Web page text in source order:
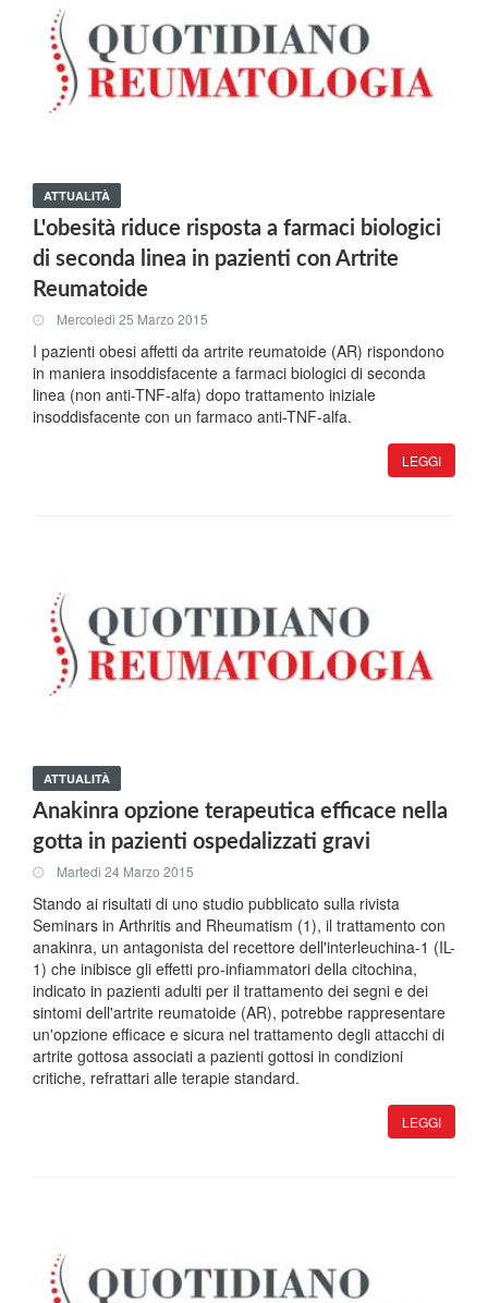
ATTUALITÀ
L'obesità riduce risposta a farmaci biologici
di seconda linea in pazienti con Artrite
Reumatoide
Mercoledi 25 Marzo 2015
I pazienti obesi affetti da artrite reumatoide (AR) rispondono
in maniera insoddisfacente a farmaci biologici di seconda
linea (non anti-TNF-alfa) dopo trattamento iniziale
insoddisfacente con un farmaco anti-TNF-alfa.
LEGGI
ATTUALITÀ
Anakinra opzione terapeutica efficace nella
gotta in pazienti ospedalizzati gravi
Martedi 24 Marzo 2015
Stando ai risultati di uno studio pubblicato sulla rivista
Seminars in Arthritis and Rheumatism (1), il trattamento con
anakinra, un antagonista del recettore dell'interleuchina-1 (IL-
1) che inibisce gli effetti pro-infiammatori della citochina,
indicato in pazienti adulti per il trattamento dei segni e dei
sintomi dell'artrite reumatoide (AR), potrebbe rappresentare
un'opzione efficace e sicura nel trattamento degli attacchi di
artrite gottosa associati a pazienti gottosi in condizioni
critiche, refrattari alle terapie standard.
LEGGI